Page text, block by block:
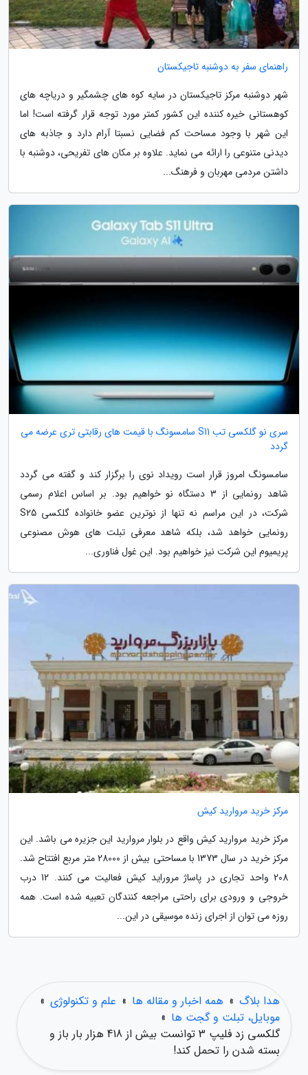
راهنمای سفر به دوشنبه تاجیکستان
شهر دوشنبه مرکز تاجیکستان در سایه کوه های چشمگیر و دریاچه های
کوهستانی خیره کننده این کشور کمتر مورد توجه قرار گرفته است! اما
این شهر با وجود مساحت کم فضایی نسبتا آرام دارد و جاذبه های
دیدنی متنوعی را ارائه می نماید. علاوه بر مکان های تفریحی، دوشنبه با
داشتن مردمی مهربان و فرهنگ...
سری نو گلکسی تب S11 سامسونگ با قیمت های رقابتی تری عرضه می
گردد
سامسونگ امروز قرار است رویداد نوی را برگزار کند و گفته می گردد
شاهد رونمایی از 3 دستگاه نو خواهیم بود. بر اساس اعلام رسمی
شرکت، در این مراسم نه تنها از نوترین عضو خانواده گلکسی S25
رونمایی خواهد شد، بلکه شاهد معرفی تبلت های هوش مصنوعی
پریمیوم این شرکت نیز خواهیم بود. این غول فناوری...
مرکز خرید مروارید کیش
مرکز خرید مروارید کیش واقع در بلوار مروارید این جزیره می باشد. این
مرکز خرید در سال 1373 با مساحتی بیش از 28000 متر مربع افتتاح شد.
208 واحد تجاری در پاساژ مروراید کیش فعالیت می کنند. 12 درب
خروجی و ورودی برای راحتی مراجعه کنندگان تعبیه شده است. همه
روزه می توان از اجرای زنده موسیقی در این...
هدا بلاگ » همه اخبار و مقاله ها » علم و تکنولوژی »
موبایل، تبلت و گجت ها »
گلکسی زد فلیپ 3 توانست بیش از 418 هزار بار باز و
بسته شدن را تحمل کند!